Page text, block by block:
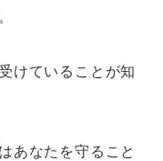
けていることが知
あなたを守ること